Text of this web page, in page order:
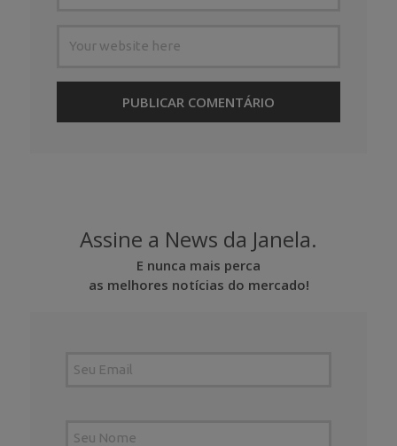
Assine a News da Janela.
E nunca mais perca
as melhores notícias do mercado!